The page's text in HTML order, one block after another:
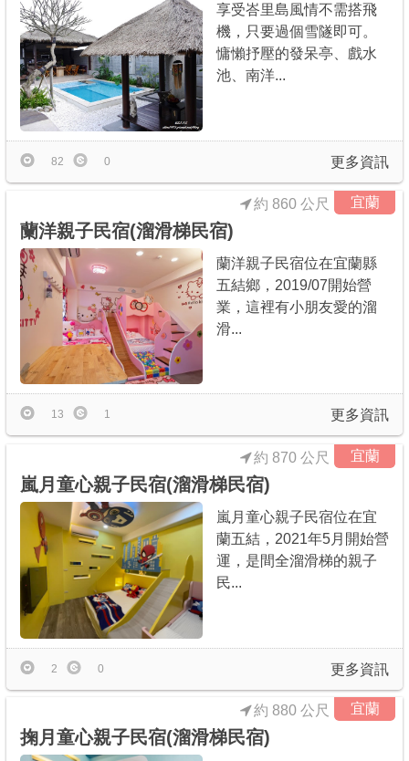
享受峇里島風情不需搭飛
機，只要過個雪隧即可。
慵懶抒壓的發呆亭、戲水
池、南洋...
更多資訊
82 0
宜蘭
蘭洋親子民宿(溜滑梯民宿)
約 860 公尺
蘭洋親子民宿位在宜蘭縣
五結鄉，2019/07開始營
業，這裡有小朋友愛的溜
滑...
更多資訊
13 1
宜蘭
嵐月童心親子民宿(溜滑梯民宿)
約 870 公尺
嵐月童心親子民宿位在宜
蘭五結，2021年5月開始營
運，是間全溜滑梯的親子
民...
更多資訊
2 0
宜蘭
掬月童心親子民宿(溜滑梯民宿)
約 880 公尺